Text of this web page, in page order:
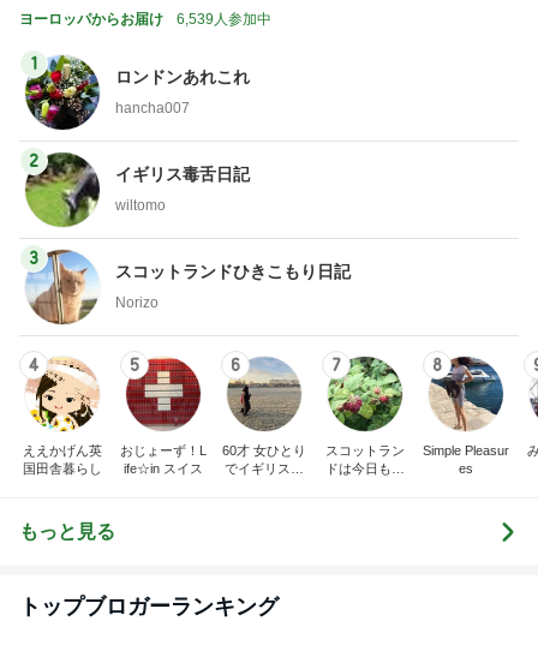
ヨーロッパからお届け 6,539人参加中
1
ロンドンあれこれ
hancha007
2
イギリス毒舌日記
wiltomo
3
スコットランドひきこもり日記
Norizo
4
ええかげん英
国田舎暮らし
5
おじょーず！L
ife☆in スイス
6
60才 女ひとり
でイギリスに
7
スコットラン
ドは今日も曇
8
Simple Pleasur
es
もっと見る
トップブロガーランキング